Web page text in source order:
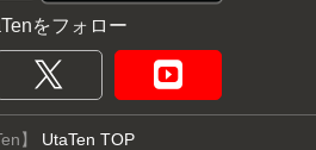
をフォロー
】 UtaTen TOP